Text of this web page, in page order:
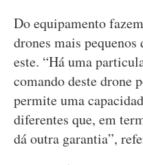
Do equipamento
drones mais
este. “Há uma
comando deste drone
permite uma
diferentes que, em
dá outra garantia”,